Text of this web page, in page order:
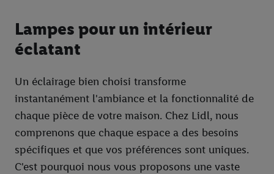
Lampes pour un intérieur
éclatant
Un éclairage bien choisi transforme
instantanément l'ambiance et la fonctionnalité de
chaque pièce de votre maison. Chez Lidl, nous
comprenons que chaque espace a des besoins
spécifiques et que vos préférences sont uniques.
C'est pourquoi nous vous proposons une vaste